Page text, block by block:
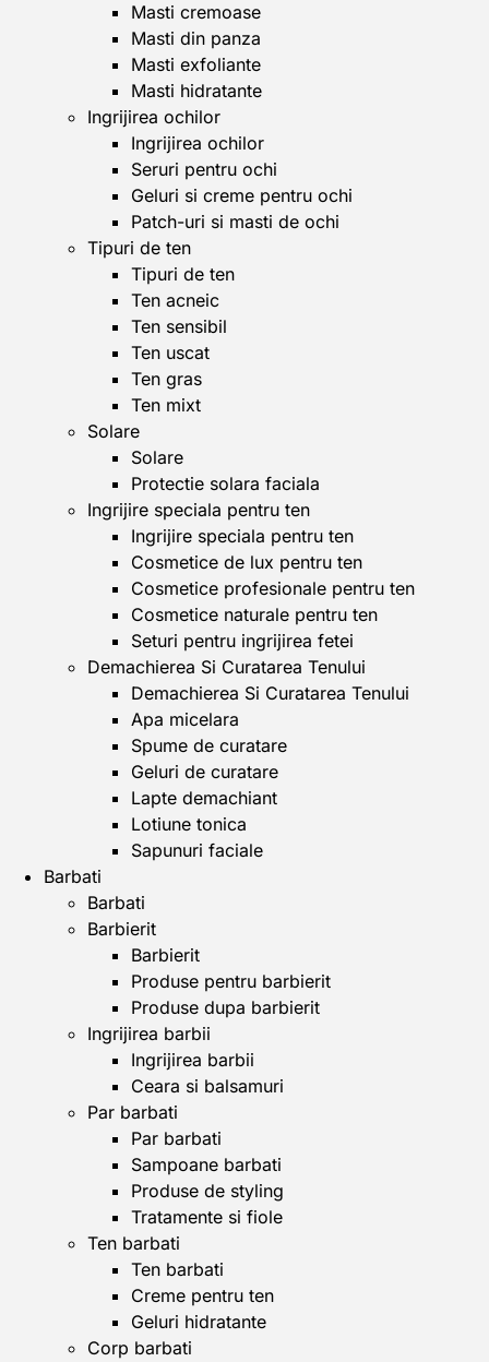
Masti cremoase
Masti din panza
Masti exfoliante
Masti hidratante
Ingrijirea ochilor
Ingrijirea ochilor
Seruri pentru ochi
Geluri si creme pentru ochi
Patch-uri si masti de ochi
Tipuri de ten
Tipuri de ten
Ten acneic
Ten sensibil
Ten uscat
Ten gras
Ten mixt
Solare
Solare
Protectie solara faciala
Ingrijire speciala pentru ten
Ingrijire speciala pentru ten
Cosmetice de lux pentru ten
Cosmetice profesionale pentru ten
Cosmetice naturale pentru ten
Seturi pentru ingrijirea fetei
Demachierea Si Curatarea Tenului
Demachierea Si Curatarea Tenului
Apa micelara
Spume de curatare
Geluri de curatare
Lapte demachiant
Lotiune tonica
Sapunuri faciale
Barbati
Barbati
Barbierit
Barbierit
Produse pentru barbierit
Produse dupa barbierit
Ingrijirea barbii
Ingrijirea barbii
Ceara si balsamuri
Par barbati
Par barbati
Sampoane barbati
Produse de styling
Tratamente si fiole
Ten barbati
Ten barbati
Creme pentru ten
Geluri hidratante
Corp barbati